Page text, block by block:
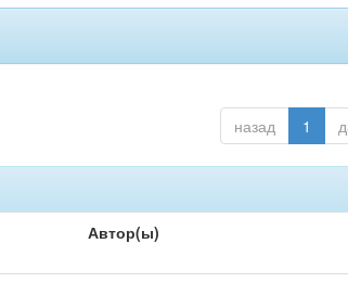
назад 1
Автор(ы)